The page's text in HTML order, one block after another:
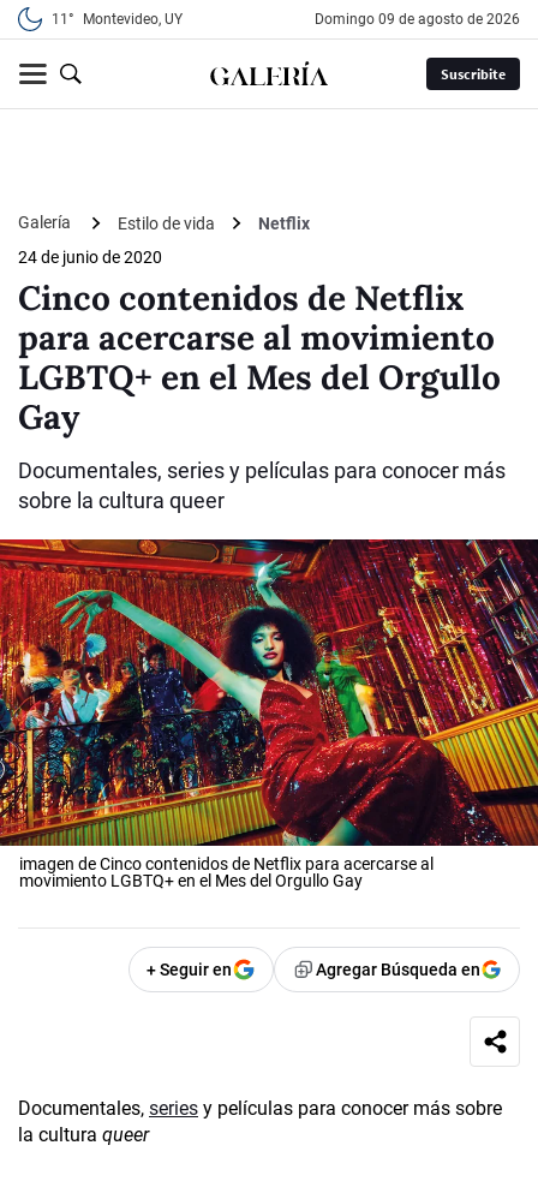
11° Montevideo, UY domingo 09 de agosto de 2026
Suscribite
Galería Estilo de vida
Netflix
24 de junio de 2020
Cinco contenidos de Netflix
para acercarse al movimiento
LGBTQ+ en el Mes del Orgullo
Gay
Documentales, series y películas para conocer más
sobre la cultura queer
imagen de Cinco contenidos de Netflix para acercarse al
movimiento LGBTQ+ en el Mes del Orgullo Gay
+ Seguir en Agregar Búsqueda en
Documentales, series y películas para conocer más sobre
la cultura queer